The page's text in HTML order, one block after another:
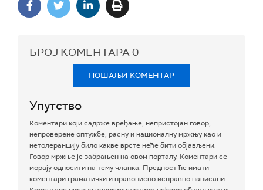
БРОЈ КОМЕНТАРА0
ПОШАЉИ КОМЕНТАР
Упутство
Коментари који садрже вређање, непристојан говор,
непроверене оптужбе, расну и националну мржњу као и
нетолеранцију било какве врсте неће бити објављени.
Говор мржње је забрањен на овом порталу. Коментари се
морају односити на тему чланка. Предност ће имати
коментари граматички и правописно исправно написани.